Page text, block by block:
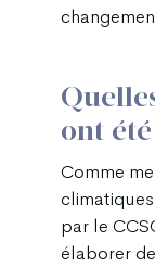
ont
Comme
par le
élaborer